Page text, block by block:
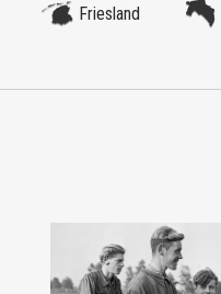
Friesland